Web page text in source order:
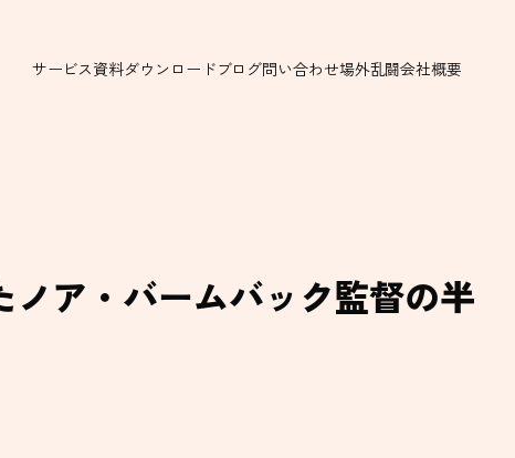
サービス資料ダウンロードブログ問い合わせ場外乱闘会社概要
ノア・バームバック監督の半